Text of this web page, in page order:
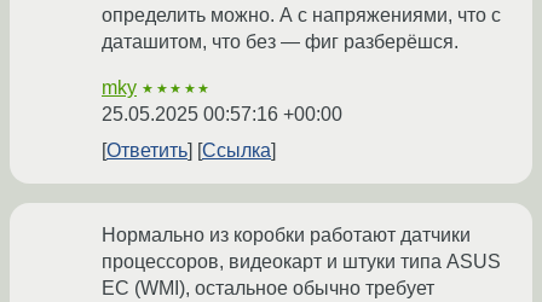
определить можно. А с напряжениями, что с
даташитом, что без — фиг разберёшся.
mky ★★★★★
25.05.2025 00:57:16 +00:00
Ответить
Ссылка
Нормально из коробки работают датчики
процессоров, видеокарт и штуки типа ASUS
EC (WMI), остальное обычно требует